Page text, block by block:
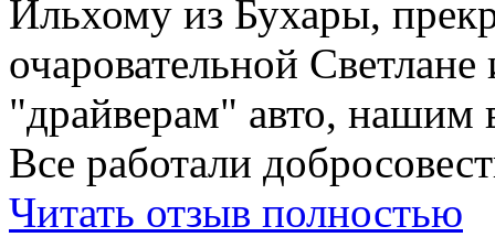
Ильхому из Бухары,
очаровательной
"драйверам" авто, нашим
Все работали
Читать отзыв полностью